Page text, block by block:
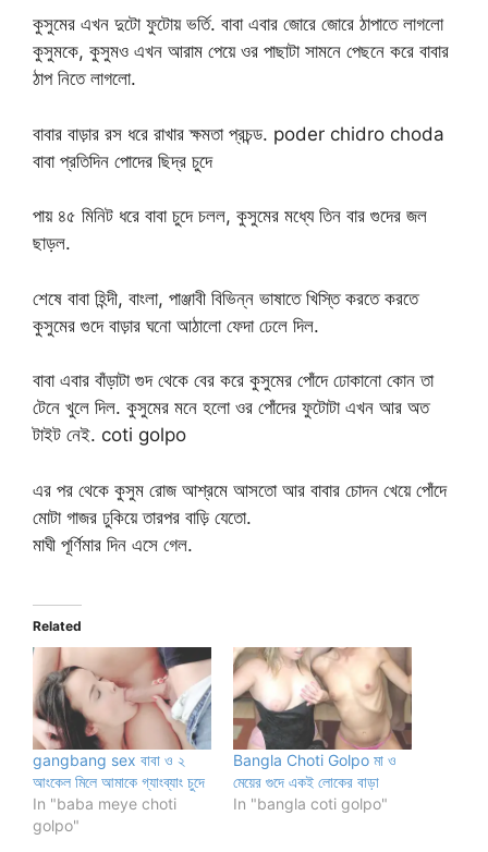
কুসুমের এখন দুটো ফুটোয় ভর্তি. বাবা এবার জোরে জোরে ঠাপাতে লাগলো
কুসুমকে, কুসুমও এখন আরাম পেয়ে ওর পাছাটা সামনে পেছনে করে বাবার
ঠাপ নিতে লাগলো.
বাবার বাড়ার রস ধরে রাখার ক্ষমতা প্রচন্ড. poder chidro choda
বাবা প্রতিদিন পোদের ছিদ্র চুদে
পায় ৪৫ মিনিট ধরে বাবা চুদে চলল, কুসুমের মধ্যে তিন বার গুদের জল
ছাড়ল.
শেষে বাবা হিন্দী, বাংলা, পাঞ্জাবী বিভিন্ন ভাষাতে খিস্তি করতে করতে
কুসুমের গুদে বাড়ার ঘনো আঠালো ফেদা ঢেলে দিল.
বাবা এবার বাঁড়াটা গুদ থেকে বের করে কুসুমের পোঁদে ঢোকানো কোন তা
টেনে খুলে দিল. কুসুমের মনে হলো ওর পোঁদের ফুটোটা এখন আর অত
টাইট নেই. coti golpo
এর পর থেকে কুসুম রোজ আশ্রমে আসতো আর বাবার চোদন খেয়ে পোঁদে
মোটা গাজর ঢুকিয়ে তারপর বাড়ি যেতো.
মাঘী পূর্ণিমার দিন এসে গেল.
Related
gangbang sex বাবা ও ২
আংকেল মিলে আমাকে গ্যাংব্যাং চুদে
In "baba meye choti
golpo"
Bangla Choti Golpo মা ও
মেয়ের গুদে একই লোকের বাড়া
In "bangla coti golpo"